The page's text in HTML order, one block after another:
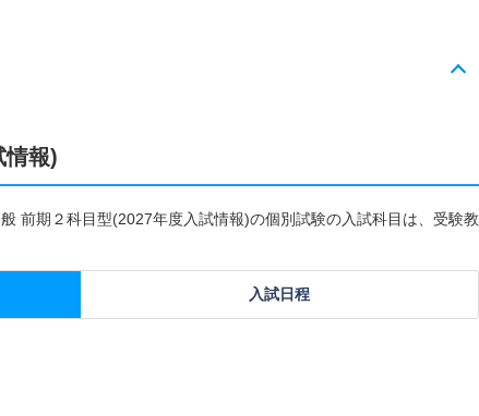
情報)
前期２科目型(2027年度入試情報)の個別試験の入試科目は、受験教
入試日程